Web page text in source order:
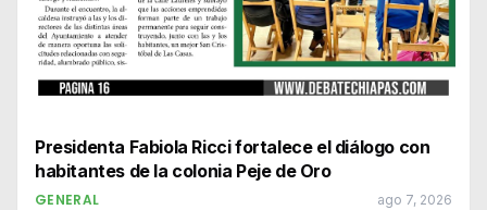
Presidenta Fabiola Ricci fortalece el diálogo con
habitantes de la colonia Peje de Oro
GENERAL ago 7, 2026